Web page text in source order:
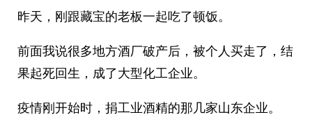
昨天，刚跟藏宝的老板一起吃了顿饭。
前面我说很多地方酒厂破产后，被个人买走了，结
果起死回生，成了大型化工企业。
疫情刚开始时，捐工业酒精的那几家山东企业。